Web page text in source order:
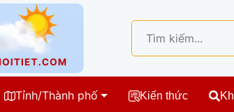
Tỉnh/Thành phố Kiến thức